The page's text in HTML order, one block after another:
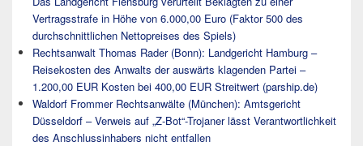
Vertragsstrafe in Höhe von 6.000,00 Euro (Faktor 500 des
durchschnittlichen Nettopreises des Spiels)
Rechtsanwalt Thomas Rader (Bonn): Landgericht Hamburg –
Reisekosten des Anwalts der auswärts klagenden Partei –
1.200,00 EUR Kosten bei 400,00 EUR Streitwert (parship.de)
Waldorf Frommer Rechtsanwälte (München): Amtsgericht
Düsseldorf – Verweis auf „Z-Bot“-Trojaner lässt Verantwortlichkeit
des Anschlussinhabers nicht entfallen